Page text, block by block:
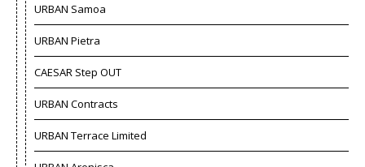
URBAN Samoa
URBAN Pietra
CAESAR Step OUT
URBAN Contracts
URBAN Terrace Limited